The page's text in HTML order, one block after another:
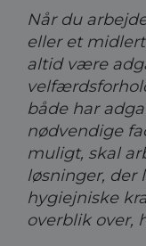
Når du
eller et
altid være
både har
nødvendige
muligt, skal
løsninger, der
hygiejniske
overblik over,